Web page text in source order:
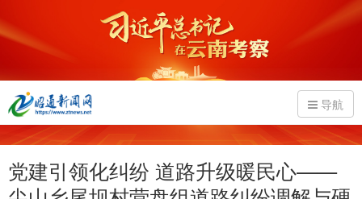
导航
党建引领化纠纷 道路升级暖民心——